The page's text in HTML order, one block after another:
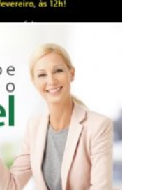
– todos
com até 20%